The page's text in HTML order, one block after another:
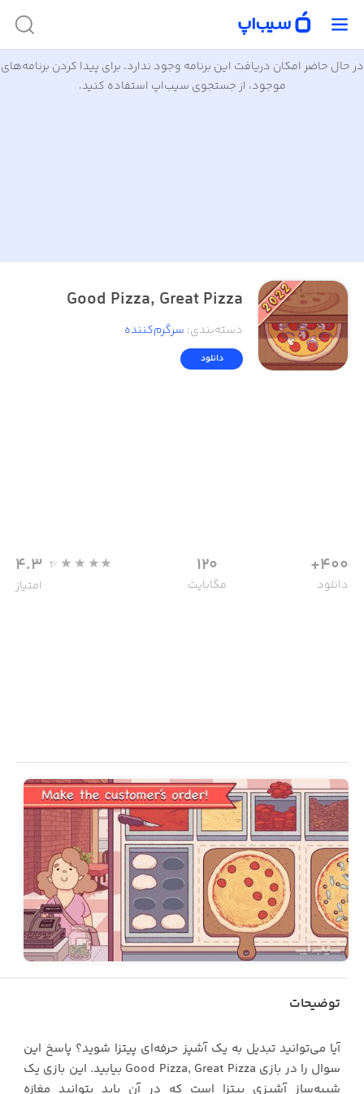
در حال حاضر امکان دریافت این برنامه وجود ندارد. برای پیدا کردن برنامه‌های
موجود، از جستجوی سیب‌اپ استفاده کنید.
Good Pizza, Great Pizza
دسته‌بندی: سرگرم‌کننده
دانلود
400+
دانلود
120
مگابایت
4.3
امتیاز
توضیحات
آیا می‌توانید تبدیل به یک آشپز حرفه‌ای پیتزا شوید؟ پاسخ این
سوال را در بازی Good Pizza, Great Pizza بیابید. این بازی یک
شبیه‌ساز آشپزی پیتزا است که در آن باید بتوانید مغازه